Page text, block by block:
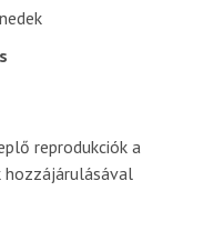
reprodukciók a